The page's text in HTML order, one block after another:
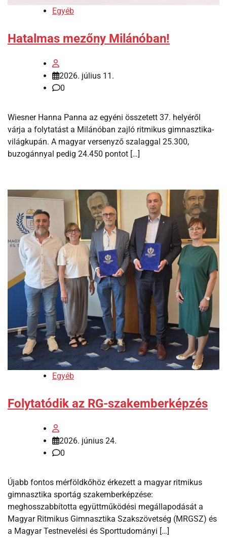
Egyéb
Hatalmas mezőny Milánóban!
2026. július 11.
0
Wiesner Hanna Panna az egyéni összetett 37. helyéről
várja a folytatást a Milánóban zajló ritmikus gimnasztika-
világkupán. A magyar versenyző szalaggal 25.300,
buzogánnyal pedig 24.450 pontot […]
Egyéb
Folytatódik az RG-szakemberképzés
2026. június 24.
0
Újabb fontos mérföldkőhöz érkezett a magyar ritmikus
gimnasztika sportág szakemberképzése:
meghosszabbította együttműködési megállapodását a
Magyar Ritmikus Gimnasztika Szakszövetség (MRGSZ) és
a Magyar Testnevelési és Sporttudományi […]